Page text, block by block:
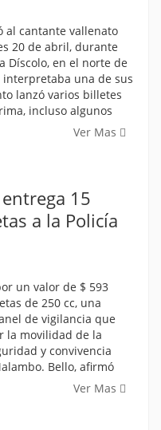
al cantante vallenato
20 de abril, durante
Díscolo, en el norte de
una de sus
lanzó varios billetes
incluso algunos
Ver Mas
15
a la Policía
un valor de $ 593
de 250 cc, una
de vigilancia que
la movilidad de la
y convivencia
Bello, afirmó
Ver Mas